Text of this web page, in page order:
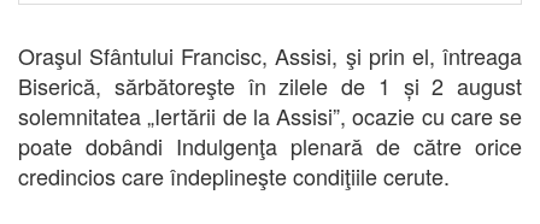
Oraşul Sfântului Francisc, Assisi, şi prin el, întreaga
Biserică, sărbătoreşte în zilele de 1 și 2 august
solemnitatea „Iertării de la Assisi”, ocazie cu care se
poate dobândi Indulgenţa plenară de către orice
credincios care îndeplineşte condiţiile cerute.